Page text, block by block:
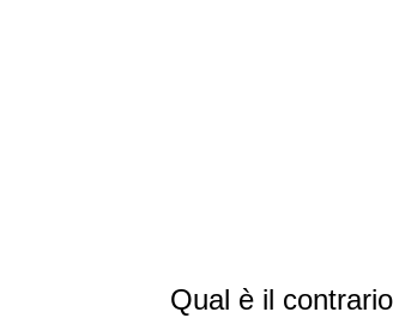
Qual è il